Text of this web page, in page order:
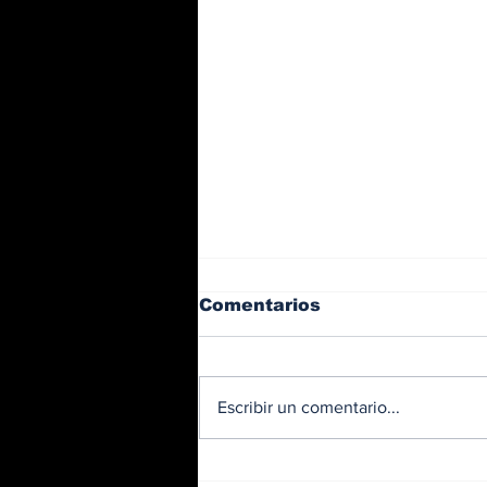
Comentarios
Escribir un comentario...